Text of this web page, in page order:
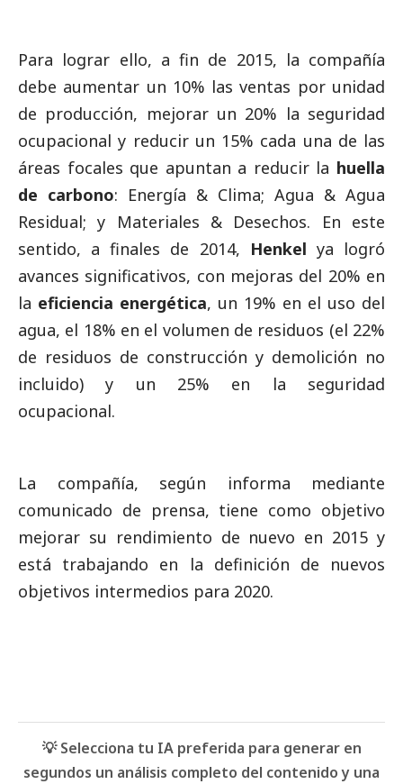
Para lograr ello, a fin de 2015, la compañía
debe aumentar un 10% las ventas por unidad
de producción, mejorar un 20% la seguridad
ocupacional y reducir un 15% cada una de las
áreas focales que apuntan a reducir la huella
de carbono: Energía & Clima; Agua & Agua
Residual; y Materiales & Desechos. En este
sentido, a finales de 2014, Henkel ya logró
avances significativos, con mejoras del 20% en
la eficiencia energética, un 19% en el uso del
agua, el 18% en el volumen de residuos (el 22%
de residuos de construcción y demolición no
incluido) y un 25% en la seguridad
ocupacional.
La compañía, según informa mediante
comunicado de prensa, tiene como objetivo
mejorar su rendimiento de nuevo en 2015 y
está trabajando en la definición de nuevos
objetivos intermedios para 2020.
💡 Selecciona tu IA preferida para generar en
segundos un análisis completo del contenido y una